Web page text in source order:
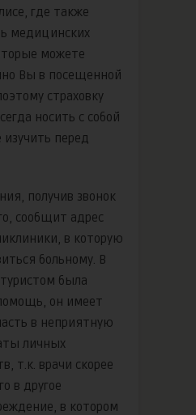
где также
медицинских
можете
Вы в посещенной
страховку
носить с собой
изучить перед
получив звонок
сообщит адрес
в которую
больному. В
была
он имеет
в неприятную
личных
т.к. врачи скорее
в другое
в котором